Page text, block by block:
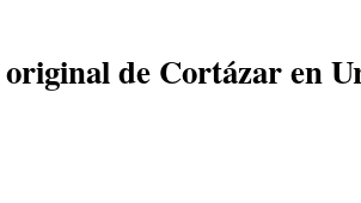
de Cortázar en